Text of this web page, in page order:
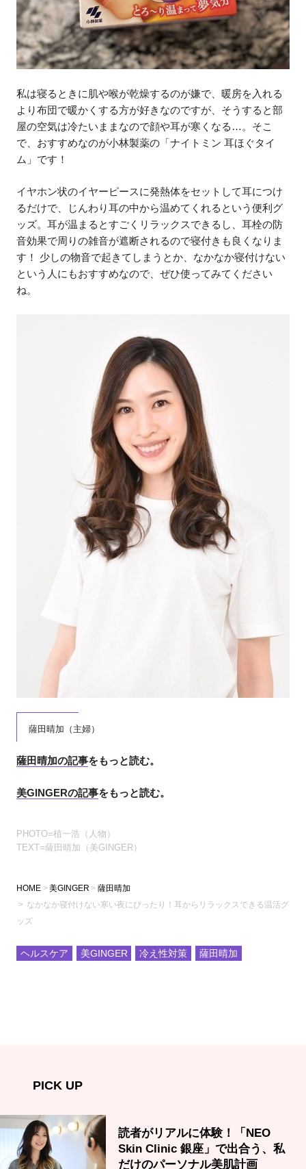
私は寝るときに肌や喉が乾燥するのが嫌で、暖房を入れる
より布団で暖かくする方が好きなのですが、そうすると部
屋の空気は冷たいままなので顔や耳が寒くなる…。そこ
で、おすすめなのが小林製薬の「ナイトミン 耳ほぐタイ
ム」です！
イヤホン状のイヤーピースに発熱体をセットして耳につけ
るだけで、じんわり耳の中から温めてくれるという便利グ
ッズ。耳が温まるとすごくリラックスできるし、耳栓の防
音効果で周りの雑音が遮断されるので寝付きも良くなりま
す！ 少しの物音で起きてしまうとか、なかなか寝付けない
という人にもおすすめなので、ぜひ使ってみてください
ね。
薩田晴加（主婦）
薩田晴加の記事をもっと読む。
美GINGERの記事をもっと読む。
PHOTO=植一浩（人物）
TEXT=薩田晴加（美GINGER）
HOME 美GINGER
薩田晴加
なかなか寝付けない寒い夜にぴったり！耳からリラックスできる温活グ
ッズ
ヘルスケア 美GINGER 冷え性対策 薩田晴加
PICK UP
読者がリアルに体験！「NEO
Skin Clinic 銀座」で出合う、私
だけのパーソナル美肌計画